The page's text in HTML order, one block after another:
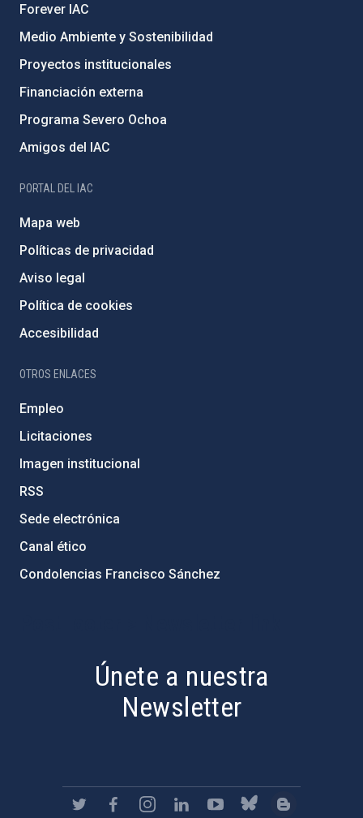
Forever IAC
Medio Ambiente y Sostenibilidad
Proyectos institucionales
Financiación externa
Programa Severo Ochoa
Amigos del IAC
PORTAL DEL IAC
Mapa web
Políticas de privacidad
Aviso legal
Política de cookies
Accesibilidad
OTROS ENLACES
Empleo
Licitaciones
Imagen institucional
RSS
Sede electrónica
Canal ético
Condolencias Francisco Sánchez
Únete a nuestra
Newsletter